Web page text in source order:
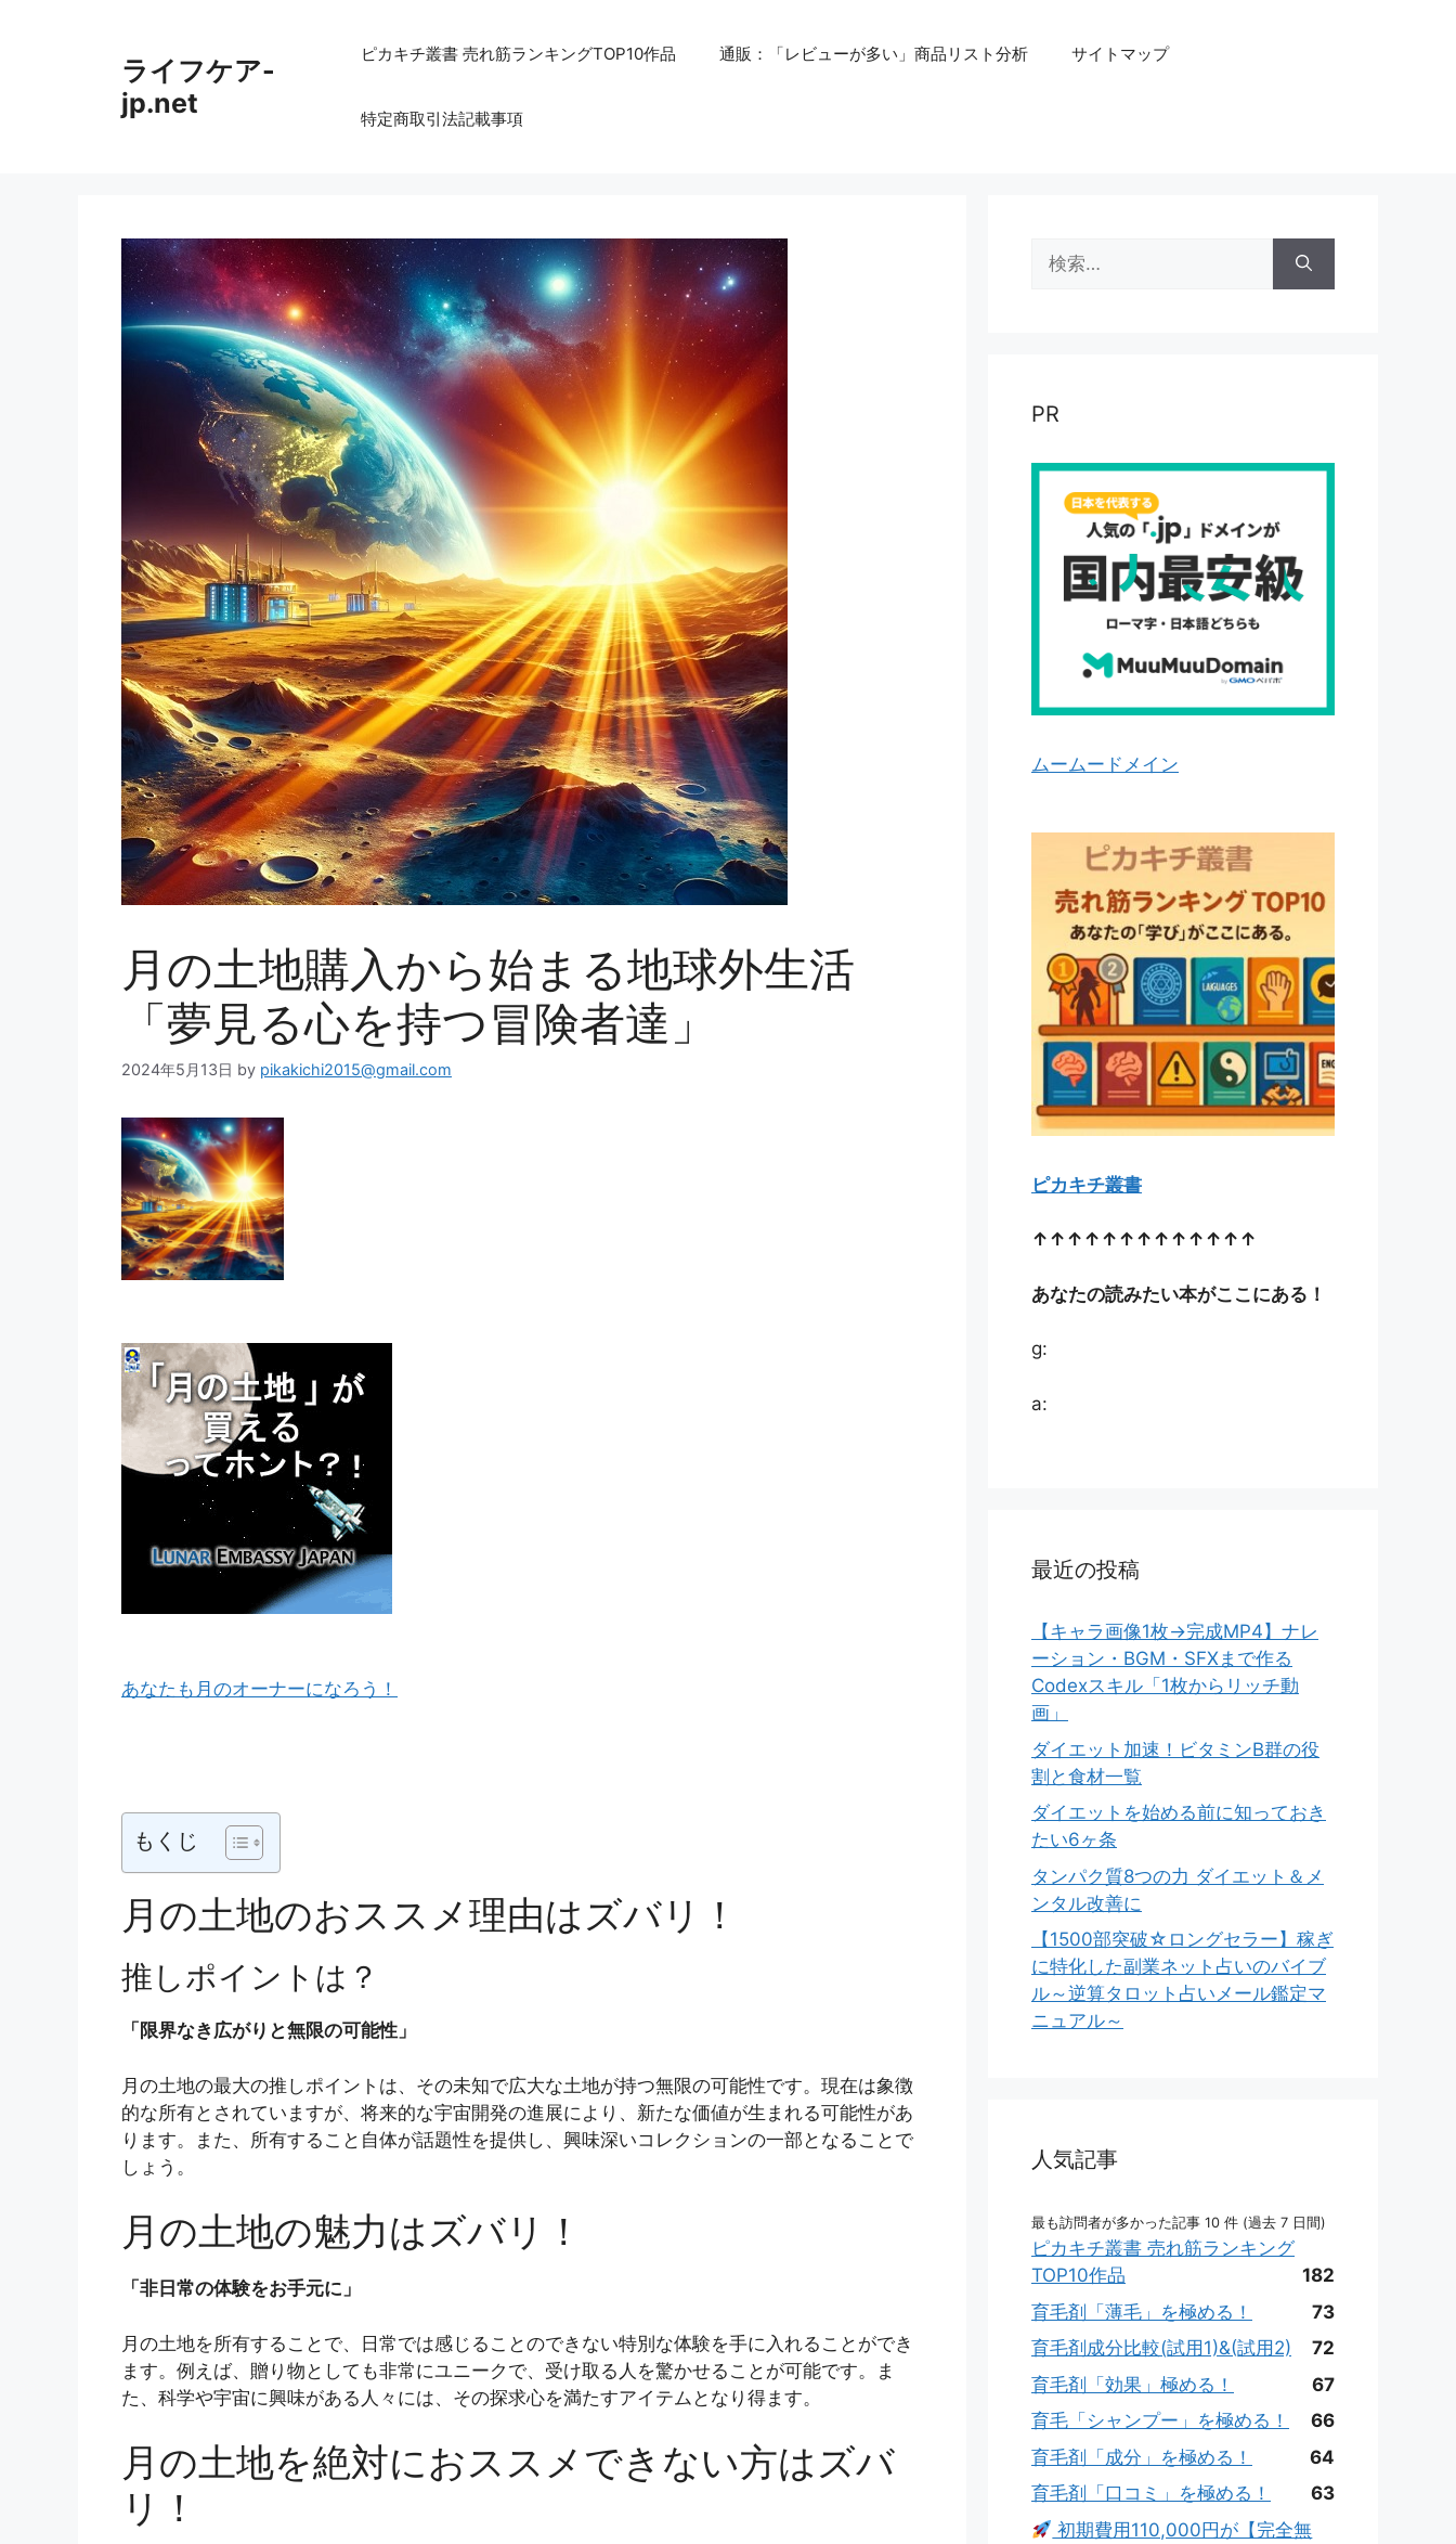
ライフケア-
jp.net
ピカキチ叢書 売れ筋ランキングTOP10作品 通販：「レビューが多い」商品リスト分析 サイトマップ
特定商取引法記載事項
月の土地購入から始まる地球外生活
「夢見る心を持つ冒険者達」
2024年5月13日 by pikakichi2015@gmail.com
あなたも月のオーナーになろう！
もくじ
月の土地のおススメ理由はズバリ！
推しポイントは？
「限界なき広がりと無限の可能性」
月の土地の最大の推しポイントは、その未知で広大な土地が持つ無限の可能性です。現在は象徴
的な所有とされていますが、将来的な宇宙開発の進展により、新たな価値が生まれる可能性があ
ります。また、所有すること自体が話題性を提供し、興味深いコレクションの一部となることで
しょう。
月の土地の魅力はズバリ！
「非日常の体験をお手元に」
月の土地を所有することで、日常では感じることのできない特別な体験を手に入れることができ
ます。例えば、贈り物としても非常にユニークで、受け取る人を驚かせることが可能です。ま
た、科学や宇宙に興味がある人々には、その探求心を満たすアイテムとなり得ます。
月の土地を絶対におススメできない方はズバ
リ！
索:
PR
ムームードメイン
ピカキチ叢書
↑↑↑↑↑↑↑↑↑↑↑↑↑
あなたの読みたい本がここにある！
g:
a:
最近の投稿
【キャラ画像1枚→完成MP4】ナレ
ーション・BGM・SFXまで作る
Codexスキル「1枚からリッチ動
画」
ダイエット加速！ビタミンB群の役
割と食材一覧
ダイエットを始める前に知っておき
たい6ヶ条
タンパク質8つの力 ダイエット＆メ
ンタル改善に
【1500部突破☆ロングセラー】稼ぎ
に特化した副業ネット占いのバイブ
ル～逆算タロット占いメール鑑定マ
ニュアル～
人気記事
最も訪問者が多かった記事 10 件 (過去 7 日間)
ピカキチ叢書 売れ筋ランキング
TOP10作品
182
育毛剤「薄毛」を極める！
73
育毛剤成分比較(試用1)&(試用2)
72
育毛剤「効果」極める！
67
育毛「シャンプー」を極める！
66
育毛剤「成分」を極める！
64
育毛剤「口コミ」を極める！
63
初期費用110,000円が【完全無